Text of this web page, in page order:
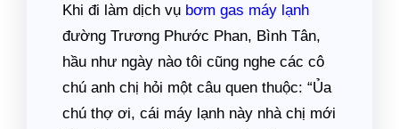
Khi đi làm dịch vụ bơm gas máy lạnh
đường Trương Phước Phan, Bình Tân,
hầu như ngày nào tôi cũng nghe các cô
chú anh chị hỏi một câu quen thuộc: “Ủa
chú thợ ơi, cái máy lạnh này nhà chị mới